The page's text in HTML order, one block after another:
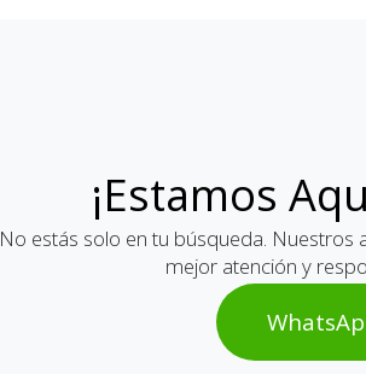
¡Estamos
No estás solo en tu búsqueda. Nuestros
mejor atención y